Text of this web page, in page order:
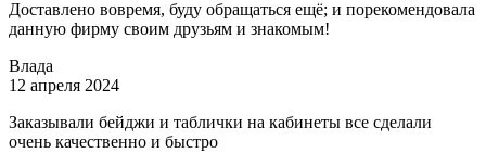
Доставлено вовремя, буду обращаться ещё; и порекомендовала
данную фирму своим друзьям и знакомым!
Влада
12 апреля 2024
Заказывали бейджи и таблички на кабинеты все сделали
очень качественно и быстро